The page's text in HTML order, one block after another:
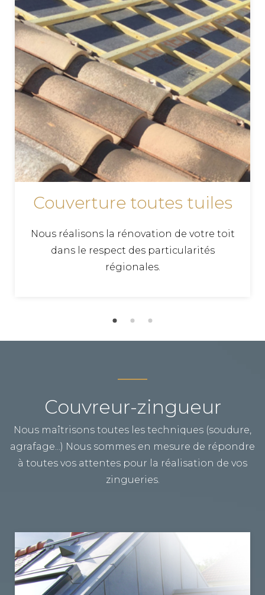
Couverture toutes tuiles
Nous réalisons la rénovation de votre toit
dans le respect des particularités
régionales.
Couvreur-zingueur
Nous maîtrisons toutes les techniques (soudure,
agrafage...) Nous sommes en mesure de répondre
à toutes vos attentes pour la réalisation de vos
zingueries.